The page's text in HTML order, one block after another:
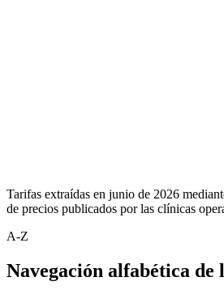
Tarifas extraídas en junio de 2026
de precios publicados por las clínicas
A-Z
Navegación alfabética de